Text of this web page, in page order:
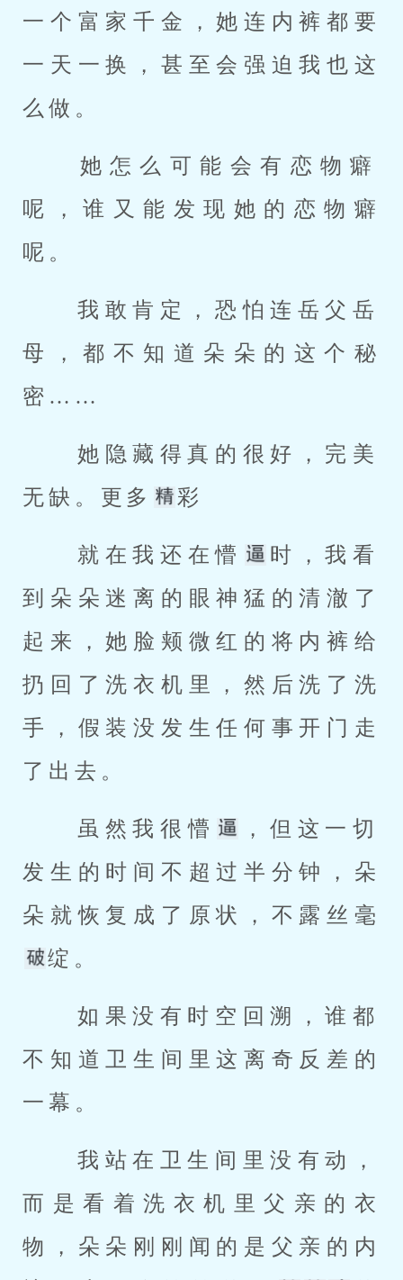
一个富家千金，她连内裤都要
一天一换，甚至会强迫我也这
么做。
呢，谁又能发现她的恋物癖
呢。
母，都不知道朵朵的这个秘
密……
无缺。更多
彩
就在我还在懵
时，我看
到朵朵迷离的眼神猛的清澈了
起来，她脸颊微红的将内裤给
扔回了洗衣机里，然后洗了洗
手，假装没发生任何事开门走
了出去。
虽然我很懵
，但这一切
发生的时间不超过半分钟，朵
朵就恢复成了原状，不露丝毫
绽。
不知道卫生间里这离奇反差的
一幕。
而是看着洗衣机里父亲的衣
物，朵朵刚刚闻的是父亲的内